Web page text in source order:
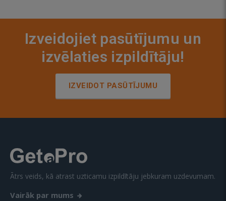
Izveidojiet pasūtījumu un
izvēlaties izpildītāju!
IZVEIDOT PASŪTĪJUMU
Ātrs veids, kā atrast uzticamu izpildītāju jebkuram uzdevumam.
Vairāk par mums